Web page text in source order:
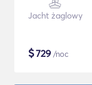
Jacht żaglowy
$729 /noc